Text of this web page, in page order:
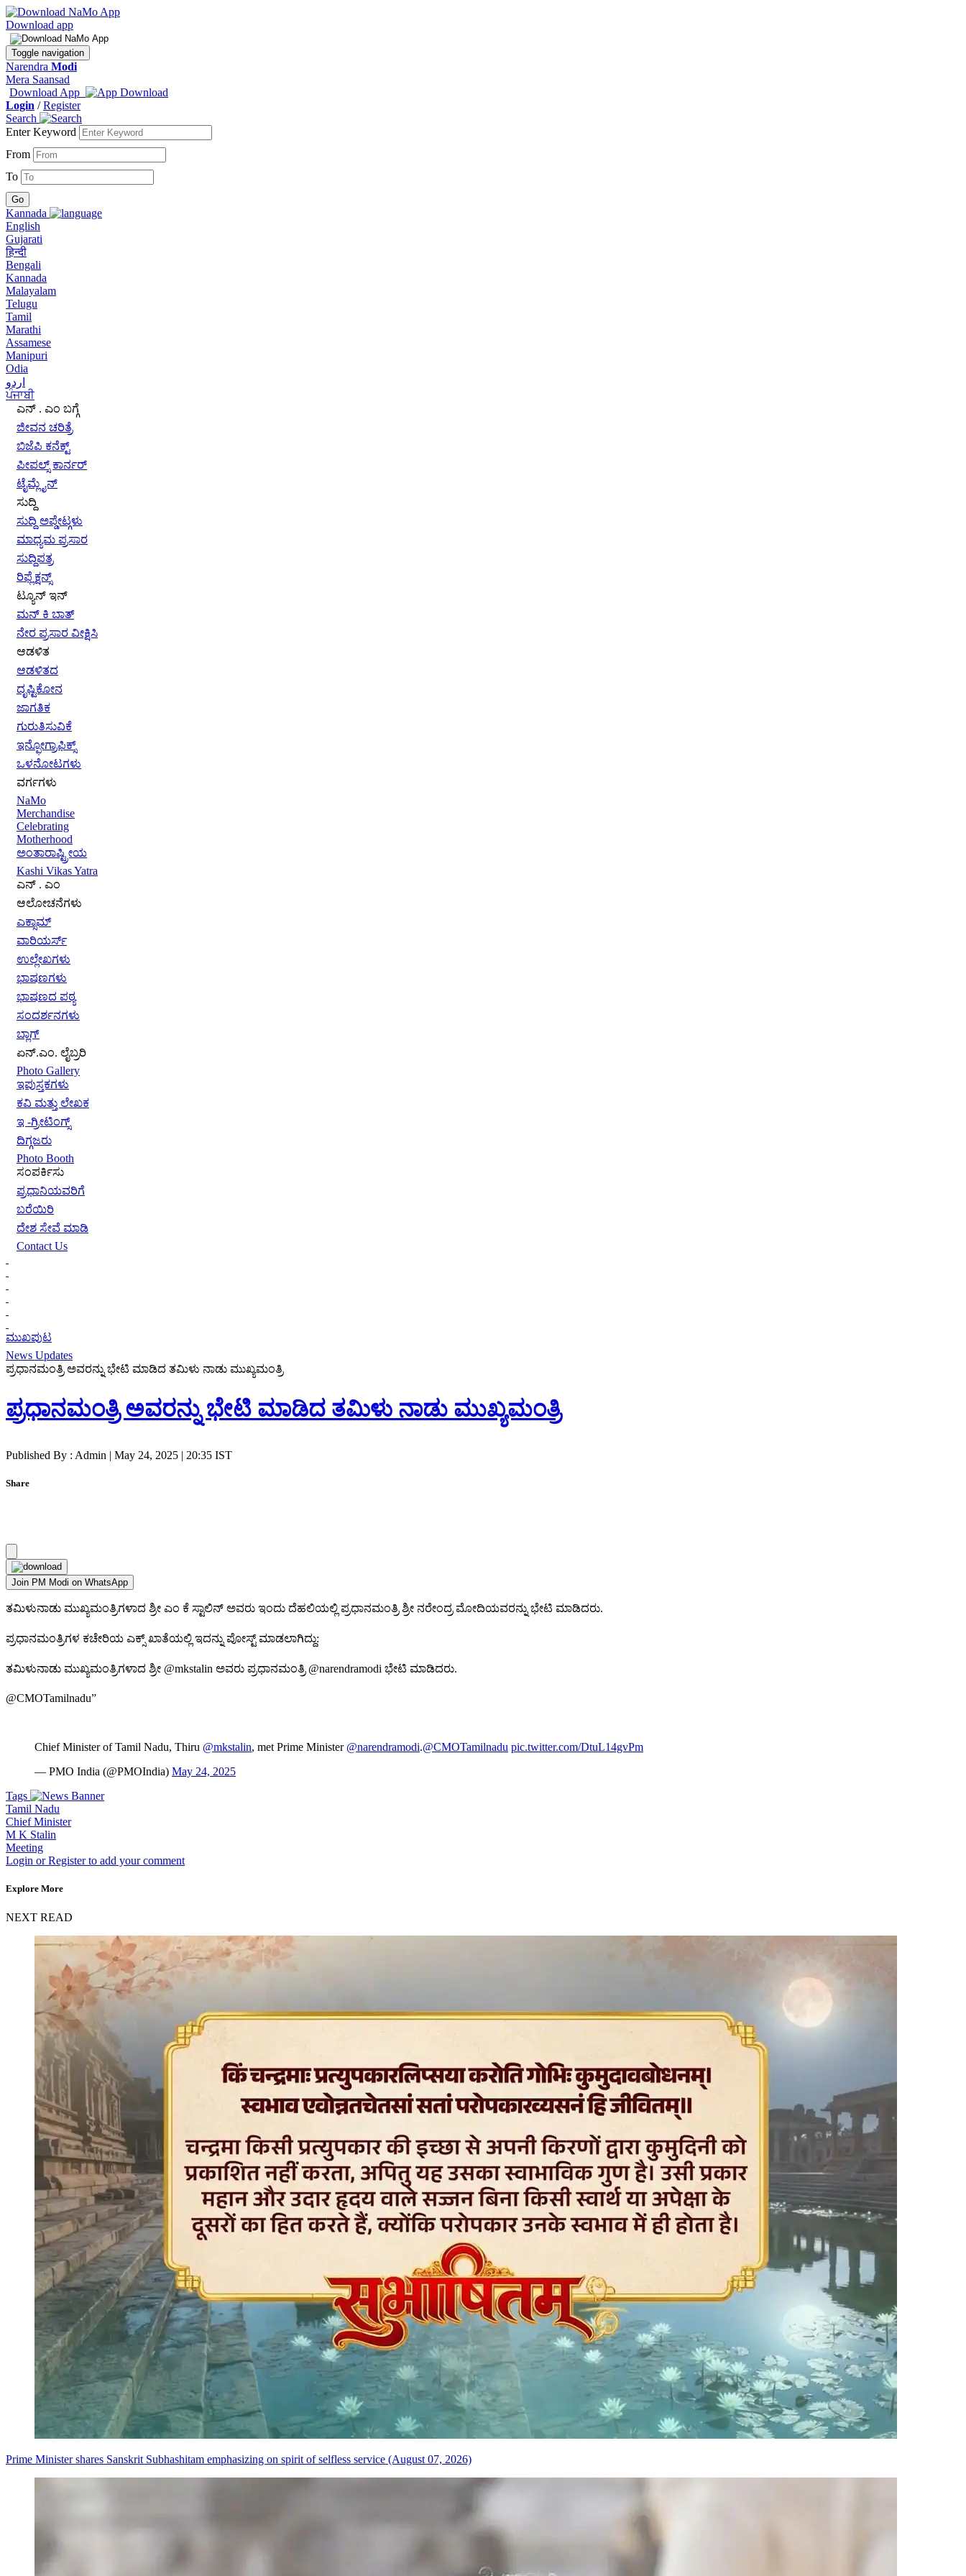
Download app
Toggle navigation
Narendra Modi
Mera Saansad
Download App
Login /Register
Search
Enter Keyword
From
To
Kannada
English
Gujarati
हिन्दी
Bengali
Kannada
Malayalam
Telugu
Tamil
Marathi
Assamese
Manipuri
Odia
اردو
ਪੰਜਾਬੀ
ಎನ್ . ಎಂ ಬಗ್ಗೆ
ಜೀವನ ಚರಿತ್ರೆ
ಬಿಜೆಪಿ ಕನೆಕ್ಟ್
ಪೀಪಲ್ಸ್ ಕಾರ್ನರ್
ಟೈಮ್ಲೈನ್
ಸುದ್ದಿ
ಸುದ್ದಿ ಅಪ್ಡೇಟ್ಗಳು
ಮಾಧ್ಯಮ ಪ್ರಸಾರ
ಸುದ್ದಿಪತ್ರ
ರಿಫ್ಲೆಕ್ಷನ್ಸ್
ಟ್ಯೂನ್ ಇನ್
ಮನ್ ಕಿ ಬಾತ್
ನೇರ ಪ್ರಸಾರ ವೀಕ್ಷಿಸಿ
ಆಡಳಿತ
ಆಡಳಿತದ
ದೃಷ್ಟಿಕೋನ
ಜಾಗತಿಕ
ಗುರುತಿಸುವಿಕೆ
ಇನ್ಫೋಗ್ರಾಫಿಕ್ಸ್
ಒಳನೋಟಗಳು
ವರ್ಗಗಳು
NaMo
Merchandise
Celebrating
Motherhood
ಅಂತಾರಾಷ್ಟ್ರೀಯ
Kashi Vikas Yatra
ಎನ್ . ಎಂ
ಆಲೋಚನೆಗಳು
ಎಕ್ಸಾಮ್
ವಾರಿಯರ್ಸ್
ಉಲ್ಲೇಖಗಳು
ಭಾಷಣಗಳು
ಭಾಷಣದ ಪಠ್ಯ
ಸಂದರ್ಶನಗಳು
ಬ್ಲಾಗ್
ಏನ್.ಎಂ. ಲೈಬ್ರರಿ
Photo Gallery
ಇಪುಸ್ತಕಗಳು
ಕವಿ ಮತ್ತು ಲೇಖಕ
ಇ -ಗ್ರೀಟಿಂಗ್ಸ್
ದಿಗ್ಗಜರು
Photo Booth
ಸಂಪರ್ಕಿಸು
ಪ್ರಧಾನಿಯವರಿಗೆ
ಬರೆಯಿರಿ
ದೇಶ ಸೇವೆ ಮಾಡಿ
Contact Us
ಮುಖಪುಟ
News Updates
ಪ್ರಧಾನಮಂತ್ರಿ ಅವರನ್ನು ಭೇಟಿ ಮಾಡಿದ ತಮಿಳು ನಾಡು ಮುಖ್ಯಮಂತ್ರಿ
ಪ್ರಧಾನಮಂತ್ರಿ ಅವರನ್ನು ಭೇಟಿ ಮಾಡಿದ ತಮಿಳು ನಾಡು ಮುಖ್ಯಮಂತ್ರಿ
Published By : Admin | May 24, 2025 | 20:35 IST
Share
Join PM Modi on WhatsApp
ತಮಿಳುನಾಡು ಮುಖ್ಯಮಂತ್ರಿಗಳಾದ ಶ್ರೀ ಎಂ ಕೆ ಸ್ಟಾಲಿನ್ ಅವರು ಇಂದು ದೆಹಲಿಯಲ್ಲಿ ಪ್ರಧಾನಮಂತ್ರಿ ಶ್ರೀ ನರೇಂದ್ರ ಮೋದಿಯವರನ್ನು ಭೇಟಿ ಮಾಡಿದರು.
ಪ್ರಧಾನಮಂತ್ರಿಗಳ ಕಚೇರಿಯ ಎಕ್ಸ್ ಖಾತೆಯಲ್ಲಿ ಇದನ್ನು ಪೋಸ್ಟ್ ಮಾಡಲಾಗಿದ್ದು:
ತಮಿಳುನಾಡು ಮುಖ್ಯಮಂತ್ರಿಗಳಾದ ಶ್ರೀ @mkstalin ಅವರು ಪ್ರಧಾನಮಂತ್ರಿ @narendramodi ಭೇಟಿ ಮಾಡಿದರು.
@CMOTamilnadu”
Chief Minister of Tamil Nadu, Thiru @mkstalin, met Prime Minister @narendramodi.@CMOTamilnadu pic.twitter.com/DtuL14gvPm
— PMO India (@PMOIndia) May 24, 2025
Tags
Tamil Nadu
Chief Minister
M K Stalin
Meeting
Login or Register to add your comment
Explore More
NEXT READ
Prime Minister shares Sanskrit Subhashitam emphasizing on spirit of selfless service (August 07, 2026)